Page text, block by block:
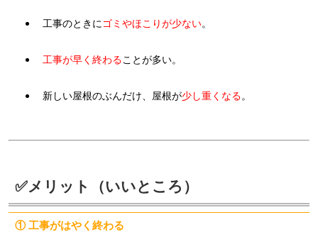
工事のときに ゴミやほこりが少ない。
工事が早く終わる ことが多い。
新しい屋根のぶんだけ、屋根が少し重くなる。
✅メリット（いいところ）
① 工事がはやく終わる